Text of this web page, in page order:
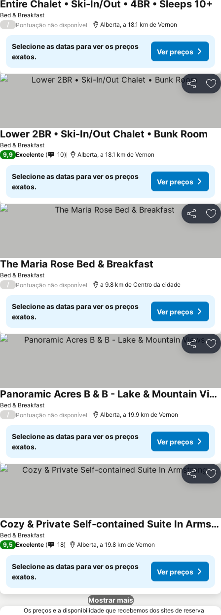
Bed & Breakfast
Entire Chalet • Ski-In/Out • 4BR • Sleeps 10+
/ Pontuação não disponível Alberta, a 18.1 km de Vernon
Selecione as datas para ver os preços
exatos.
Ver preços
Partilhar
Bed & Breakfast
Lower 2BR • Ski-In/Out Chalet • Bunk Room
9,9 Excelente 10 Alberta, a 18.1 km de Vernon
Selecione as datas para ver os preços
exatos.
Ver preços
Partilhar
Bed & Breakfast
The Maria Rose Bed & Breakfast
/ Pontuação não disponível a 9.8 km de Centro da cidade
Selecione as datas para ver os preços
exatos.
Ver preços
Partilhar
Bed & Breakfast
Panoramic Acres B & B - Lake & Mountain Views
Ver preços
/ Pontuação não disponível Alberta, a 19.9 km de Vernon
Selecione as datas para ver os preços
exatos.
Ver preços
Partilhar
Bed & Breakfast
Cozy & Private Self-contained Suite In Armstrong
Ver preços
9,5 Excelente 18 Alberta, a 19.8 km de Vernon
Selecione as datas para ver os preços
exatos.
Ver preços
Mostrar mais
Os preços e a disponibilidade que recebemos dos sites de reserva